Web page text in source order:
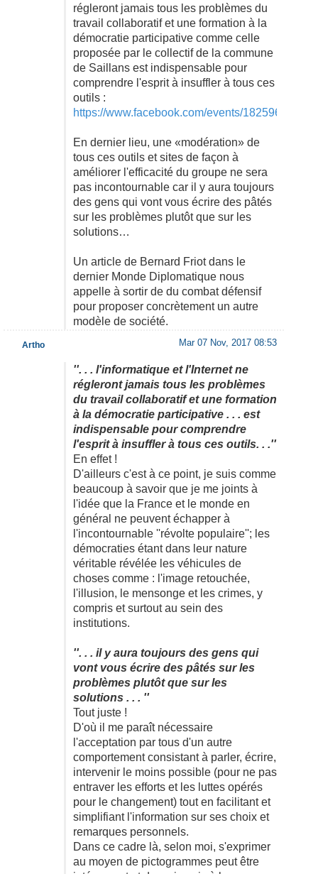
régleront jamais tous les problèmes du
travail collaboratif et une formation à la
démocratie participative comme celle
proposée par le collectif de la commune
de Saillans est indispensable pour
comprendre l'esprit à insuffler à tous ces
outils :
https://www.facebook.com/events/
En dernier lieu, une «modération» de
tous ces outils et sites de façon à
améliorer l'efficacité du groupe ne sera
pas incontournable car il y aura toujours
des gens qui vont vous écrire des pâtés
sur les problèmes plutôt que sur les
solutions…
Un article de Bernard Friot dans le
dernier Monde Diplomatique nous
appelle à sortir de du combat défensif
pour proposer concrètement un autre
modèle de société.
Mar 07 Nov, 2017 08:53
''. . . l'informatique et l'Internet ne
régleront jamais tous les problèmes
du travail collaboratif et une formation
à la démocratie participative . . . est
indispensable pour comprendre
l'esprit à insuffler à tous ces outils. . .''
En effet !
D'ailleurs c'est à ce point, je suis comme
beaucoup à savoir que je me joints à
l'idée que la France et le monde en
général ne peuvent échapper à
l'incontournable ''révolte populaire''; les
démocraties étant dans leur nature
véritable révélée les véhicules de
choses comme : l'image retouchée,
l'illusion, le mensonge et les crimes, y
compris et surtout au sein des
institutions.
''. . . il y aura toujours des gens qui
vont vous écrire des pâtés sur les
problèmes plutôt que sur les
solutions . . . ''
Tout juste !
D'où il me paraît nécessaire
l'acceptation par tous d'un autre
comportement consistant à parler, écrire,
intervenir le moins possible (pour ne pas
entraver les efforts et les luttes opérés
pour le changement) tout en facilitant et
simplifiant l'information sur ses choix et
remarques personnels.
Dans ce cadre là, selon moi, s'exprimer
au moyen de pictogrammes peut être
Artho